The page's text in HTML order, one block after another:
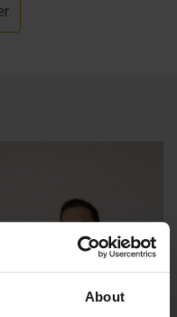
About
open
die geschikt is
heeft tot de
van de gang rechtdoor
een eigen
voor hem en